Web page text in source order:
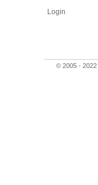
Login
© 2005 - 2022